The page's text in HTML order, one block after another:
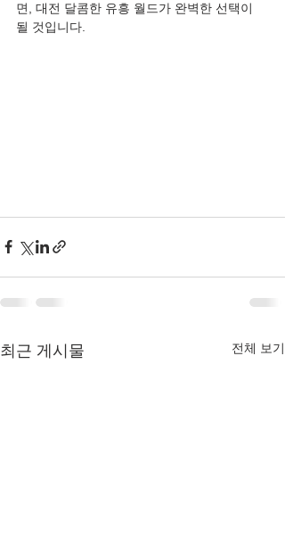
면, 대전 달콤한 유흥 월드가 완벽한 선택이
될 것입니다.
최근 게시물 전체 보기